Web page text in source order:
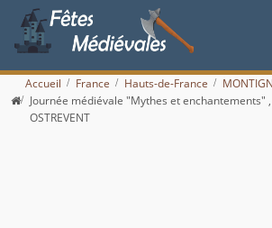
Accueil France Hauts-de-France
Journée médiévale "Mythes et enchantements" ,
OSTREVENT